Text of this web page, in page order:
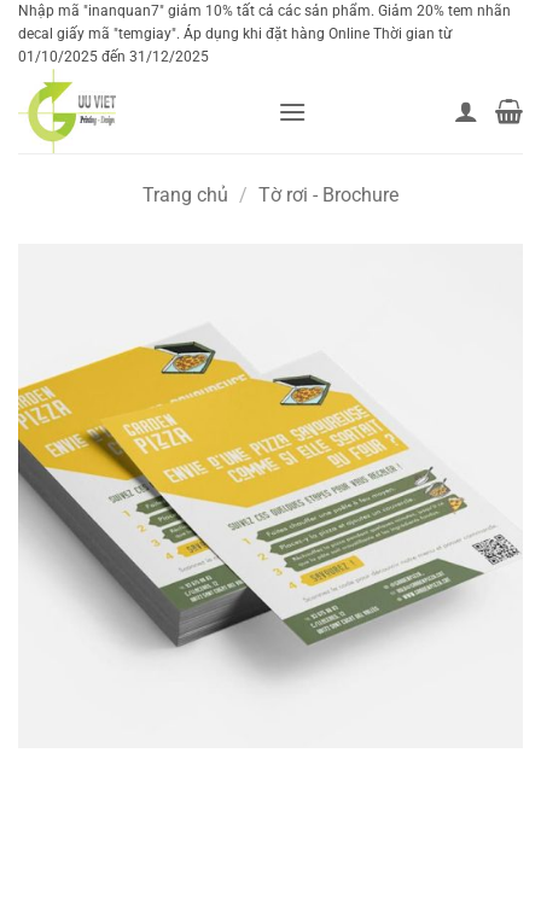
Bỏ
qua
dung
Nhập mã "inanquan7" giảm 10% tất cả các sản phẩm. Giảm 20% tem nhãn
decal giấy mã "temgiay". Áp dụng khi đặt hàng Online Thời gian từ
01/10/2025 đến 31/12/2025
Trang chủ / Tờ rơi - Brochure